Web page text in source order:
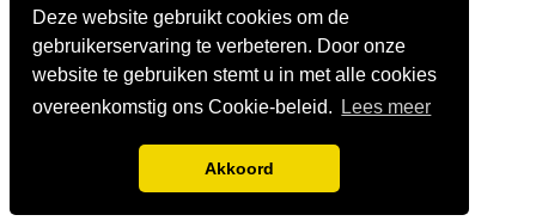
Deze website gebruikt cookies om de
gebruikerservaring te verbeteren. Door onze
website te gebruiken stemt u in met alle cookies
overeenkomstig ons Cookie-beleid.
Lees meer
Akkoord